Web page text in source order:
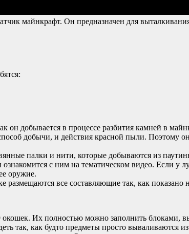
майнкрафт. Он предназначен для
он добывается в процессе разбития камней в
добычи, и действия красной пыли. Поэтому
палки и нити, которые добываются из
с ним на тематическом видео. Если у
оружие.
размещаются все составляющие так, как показано
окошек. Их полностью можно заполнить
так, как будто предметы просто вываливаются